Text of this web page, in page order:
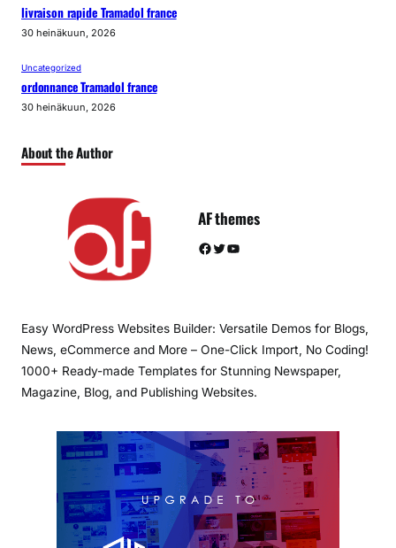
livraison rapide Tramadol france
30 heinäkuun, 2026
Uncategorized
ordonnance Tramadol france
30 heinäkuun, 2026
About the Author
AF themes
Facebook Twitter YouTube
Easy WordPress Websites Builder: Versatile Demos for Blogs,
News, eCommerce and More – One-Click Import, No Coding!
1000+ Ready-made Templates for Stunning Newspaper,
Magazine, Blog, and Publishing Websites.